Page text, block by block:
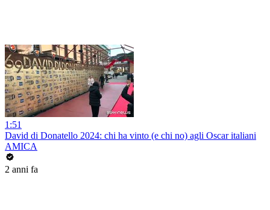
1:51
David di Donatello 2024: chi ha vinto (e chi no) agli Oscar italiani
AMICA
2 anni fa